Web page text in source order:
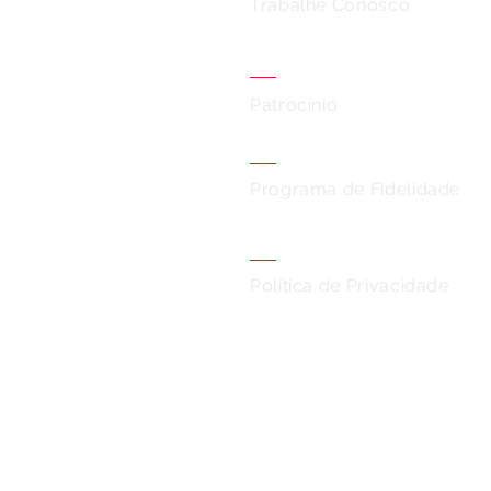
Trabalhe Conosco
Patrocínio
Programa de Fidelidade
Política de Privacidade